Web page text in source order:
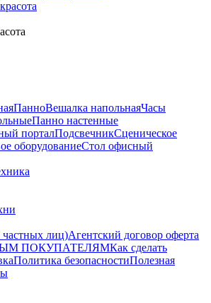
ПанноВешалка напольнаяЧасы
Панно настенные
порталПодсвечникСценическое
оборудованиеСтол офисный
частных лиц)Агентский договор оферта
ПОКУПАТЕЛЯМКак сделать
Политика безопасностиПолезная